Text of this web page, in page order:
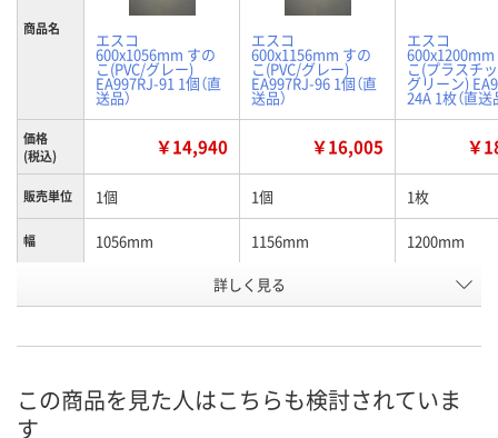
商品名
エスコ
600x1056mm すの
こ(PVC/グレー)
EA997RJ-91 1個（直
送品）
エスコ
600x1156mm すの
こ(PVC/グレー)
EA997RJ-96 1個（直
送品）
エスコ
こ(プラスチ
グリーン)
24A 1枚（直送
価格
(税込)
￥14,940 ￥16,005 ￥
販売単位 1個 1個 1枚
幅 1056mm 1156mm 1200mm
グレー グリーン
号
お届け日
詳しく見る
この商品を見た人はこちらも検討されていま
す